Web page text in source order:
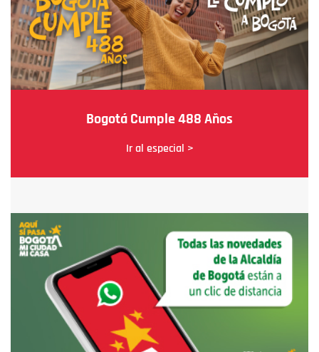
Bogotá Cumple 488 Años
Ir al especial >